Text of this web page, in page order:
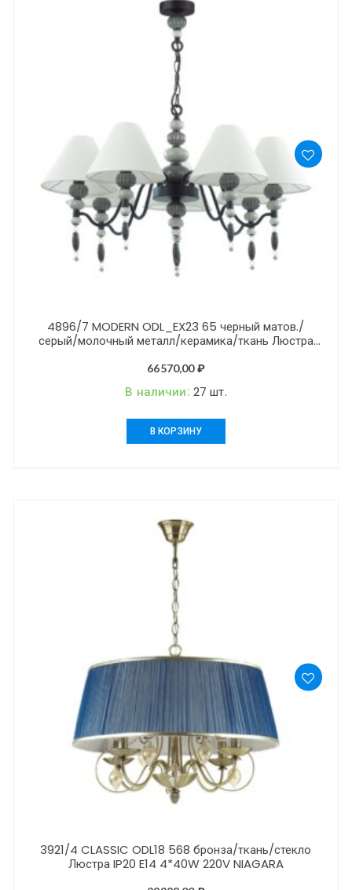
4896/7 MODERN ODL_EX23 65 черный матов./
серый/молочный металл/керамика/ткань Люстра
66570,00₽
В наличии: 27 шт.
В КОРЗИНУ
3921/4 CLASSIC ODL18 568 бронза/ткань/стекло
Люстра IP20 E14 4*40W 220V NIAGARA